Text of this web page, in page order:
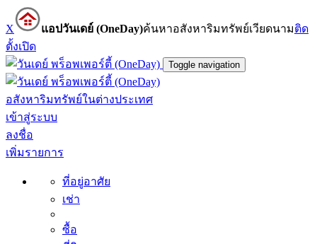
X แอปวันเดย์ (OneDay)ค้นหาอสังหาริมทรัพย์เวียดนามติด
ตั้งเปิด
Toggle navigation
อสังหาริมทรัพย์ในต่างประเทศ
เข้าสู่ระบบ
ลงชื่อ
เพิ่มรายการ
ที่อยู่อาศัย
เช่า
ซื้อ